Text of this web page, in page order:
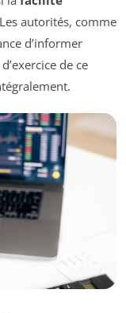
autorités, comme
d’informer
de ce